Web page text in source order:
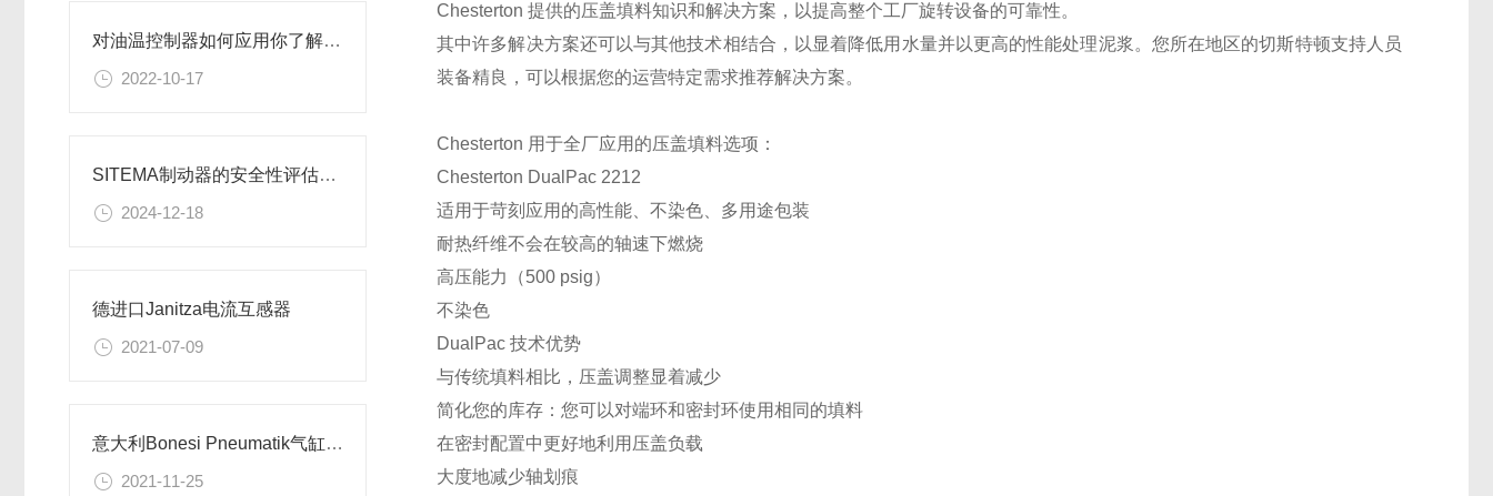
对油温控制器如何应用你了解吗？
2022-10-17
SITEMA制动器的安全性评估是一个复杂而重要的过程
2024-12-18
德进口Janitza电流互感器
2021-07-09
意大利Bonesi Pneumatik气缸CKP 系列
2021-11-25
Chesterton 提供的压盖填料知识和解决方案，以提高整个工厂旋转设备的可靠性。
其中许多解决方案还可以与其他技术相结合，以显着降低用水量并以更高的性能处理泥浆。您所在地区的切斯特顿支持人员
装备精良，可以根据您的运营特定需求推荐解决方案。
Chesterton 用于全厂应用的压盖填料选项：
Chesterton DualPac 2212
适用于苛刻应用的高性能、不染色、多用途包装
耐热纤维不会在较高的轴速下燃烧
高压能力（500 psig）
不染色
DualPac 技术优势
与传统填料相比，压盖调整显着减少
简化您的库存：您可以对端环和密封环使用相同的填料
在密封配置中更好地利用压盖负载
大度地减少轴划痕